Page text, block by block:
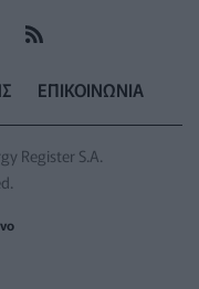
ΕΠΙΚΟΙΝΩΝΙΑ
Register S.A.